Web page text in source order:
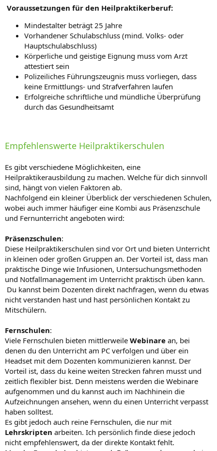
Voraussetzungen für den Heilpraktikerberuf:
Mindestalter beträgt 25 Jahre
Vorhandener Schulabschluss (mind. Volks- oder
Hauptschulabschluss)
Körperliche und geistige Eignung muss vom Arzt
attestiert sein
Polizeiliches Führungszeugnis muss vorliegen, dass
keine Ermittlungs- und Strafverfahren laufen
Erfolgreiche schriftliche und mündliche Überprüfung
durch das Gesundheitsamt
Empfehlenswerte Heilpraktikerschulen
Es gibt verschiedene Möglichkeiten, eine
Heilpraktikerausbildung zu machen. Welche für dich sinnvoll
sind, hängt von vielen Faktoren ab.
Nachfolgend ein kleiner Überblick der verschiedenen Schulen,
wobei auch immer häufiger eine Kombi aus Präsenzschule
und Fernunterricht angeboten wird:
Präsenzschulen:
Diese Heilpraktikerschulen sind vor Ort und bieten Unterricht
in kleinen oder großen Gruppen an. Der Vorteil ist, dass man
praktische Dinge wie Infusionen, Untersuchungsmethoden
und Notfallmanagement im Unterricht praktisch üben kann.
Du kannst beim Dozenten direkt nachfragen, wenn du etwas
nicht verstanden hast und hast persönlichen Kontakt zu
Mitschülern.
Fernschulen:
Viele Fernschulen bieten mittlerweile Webinare an, bei
denen du den Unterricht am PC verfolgen und über ein
Headset mit dem Dozenten kommunizieren kannst. Der
Vorteil ist, dass du keine weiten Strecken fahren musst und
zeitlich flexibler bist. Denn meistens werden die Webinare
aufgenommen und du kannst auch im Nachhinein die
Aufzeichnungen ansehen, wenn du einen Unterricht verpasst
haben solltest.
Es gibt jedoch auch reine Fernschulen, die nur mit
Lehrskripten arbeiten. Ich persönlich finde diese jedoch
nicht empfehlenswert, da der direkte Kontakt fehlt.